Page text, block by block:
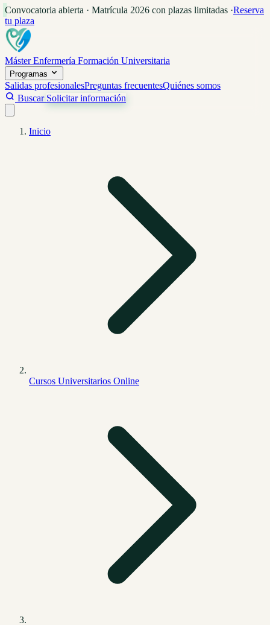
Convocatoria abierta · Matrícula 2026 con plazas limitadas ·Reserva
tu plaza
Máster Enfermería Formación Universitaria
Programas
Salidas profesionalesPreguntas frecuentesQuiénes somos
Buscar Solicitar información
Inicio
Cursos Universitarios Online